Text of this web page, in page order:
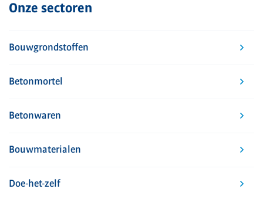
Onze sectoren
Bouwgrondstoffen
Betonmortel
Betonwaren
Bouwmaterialen
Doe-het-zelf